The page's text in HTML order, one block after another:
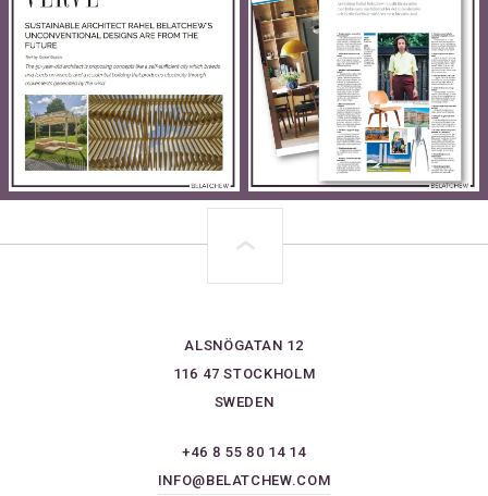
ALSNÖGATAN 12
116 47 STOCKHOLM
SWEDEN
+46 8 55 80 14 14
INFO@BELATCHEW.COM